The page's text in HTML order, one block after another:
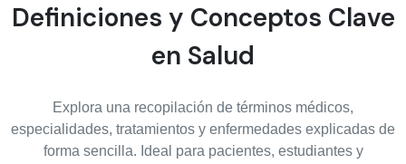
Definiciones y Conceptos Clave
en Salud
Explora una recopilación de términos médicos,
especialidades, tratamientos y enfermedades explicadas de
forma sencilla. Ideal para pacientes, estudiantes y